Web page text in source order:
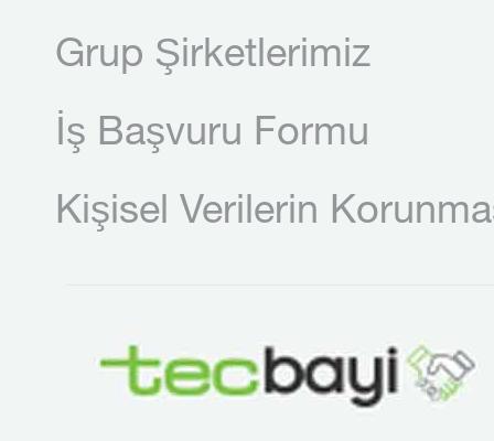
Grup Şirketlerimiz
İş Başvuru Formu
Kişisel Verilerin